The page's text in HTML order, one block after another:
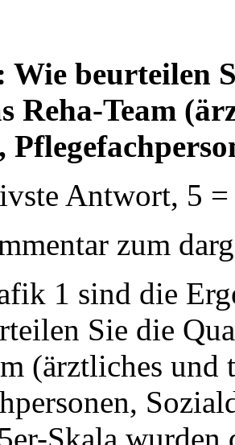
beurteilen
Reha-Team
Antwort, 5
zum
1 sind die
Sie die
(ärztliches und